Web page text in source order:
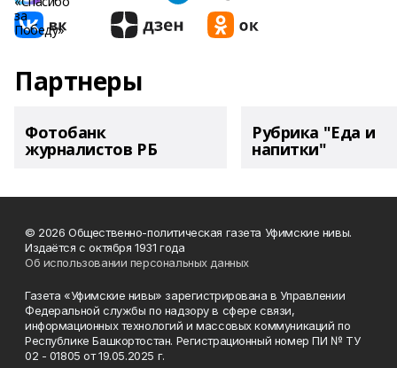
Партнеры
Фотобанк
журналистов РБ
Рубрика "Еда и
напитки"
© 2026 Общественно-политическая газета Уфимские нивы.
Издаётся с октября 1931 года
Об использовании персональных данных
Газета «Уфимские нивы» зарегистрирована в Управлении
Федеральной службы по надзору в сфере связи,
информационных технологий и массовых коммуникаций по
Республике Башкортостан. Регистрационный номер ПИ № ТУ
02 - 01805 от 19.05.2025 г.